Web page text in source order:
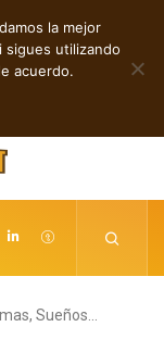
LEARN TO FORGIVE”
Sueños…
la mejor
sigues utilizando
acuerdo.